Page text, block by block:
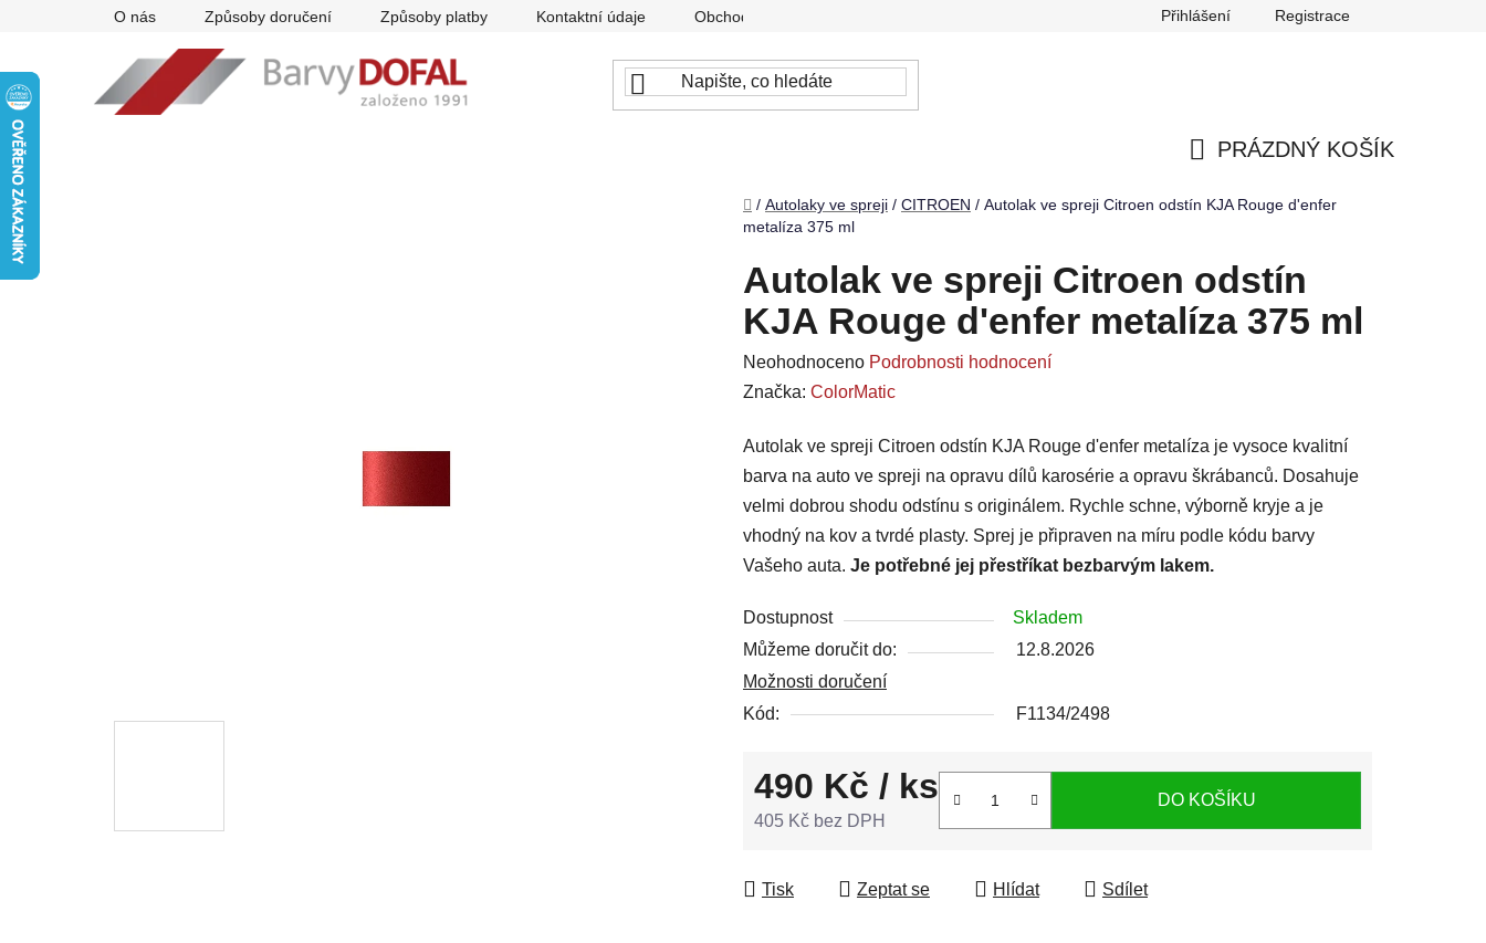
O nás Způsoby doručení Způsoby platby Kontaktní údaje Obchodní podmínky Reklamace Odstoupení od smlouvy
Přihlášení Registrace
PRÁZDNÝ KOŠÍK
Domů
/ Autolaky ve spreji / CITROEN / Autolak ve spreji Citroen odstín KJA Rouge d'enfer
metalíza 375 ml
Autolak ve spreji Citroen odstín
KJA Rouge d'enfer metalíza 375 ml
Průměrné
hodnocení
je
0,0
z
5
hvězdiček.
Neohodnoceno Podrobnosti hodnocení
Značka: ColorMatic
Autolak ve spreji Citroen odstín KJA Rouge d'enfer metalíza je vysoce kvalitní
barva na auto ve spreji na opravu dílů karosérie a opravu škrábanců. Dosahuje
velmi dobrou shodu odstínu s originálem. Rychle schne, výborně kryje a je
vhodný na kov a tvrdé plasty. Sprej je připraven na míru podle kódu barvy
Vašeho auta. Je potřebné jej přestříkat bezbarvým lakem.
Dostupnost
Skladem
Můžeme doručit do:
12.8.2026
Možnosti doručení
Kód:
F1134/2498
490 Kč / ks
405 Kč bez DPH
DO KOŠÍKU
Tisk Zeptat se Hlídat Sdílet